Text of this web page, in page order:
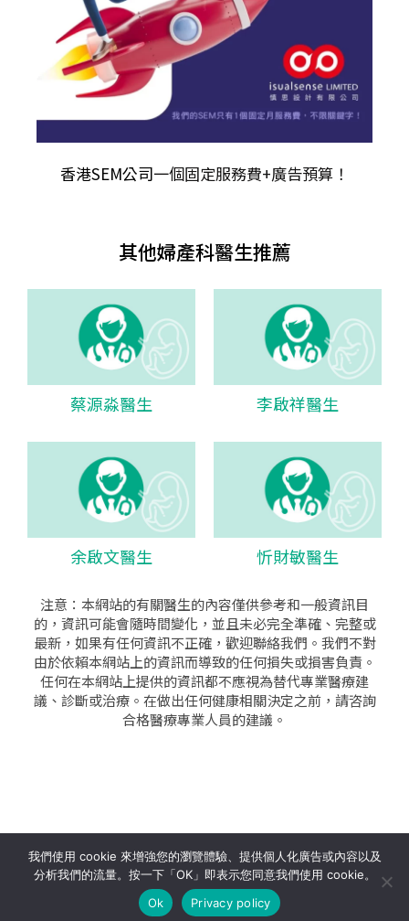
香港SEM公司一個固定服務費+廣告預算！
其他婦產科醫生推薦
蔡源淼醫生 李啟祥醫生
余啟文醫生 忻財敏醫生
注意：本網站的有關醫生的內容僅供參考和一般資訊目
的，資訊可能會隨時間變化，並且未必完全準確、完整或
最新，如果有任何資訊不正確，歡迎聯絡我們。我們不對
由於依賴本網站上的資訊而導致的任何損失或損害負責。
任何在本網站上提供的資訊都不應視為替代專業醫療建
議、診斷或治療。在做出任何健康相關決定之前，請咨詢
合格醫療專業人員的建議。
隱私政策 使用條款
seo公司|sem公司|網頁設計|網頁設計公司by isualsense
我們使用 cookie 來增強您的瀏覽體驗、提供個人化廣告或內容以及
分析我們的流量。按一下「OK」即表示您同意我們使用 cookie。
Ok
Privacy policy